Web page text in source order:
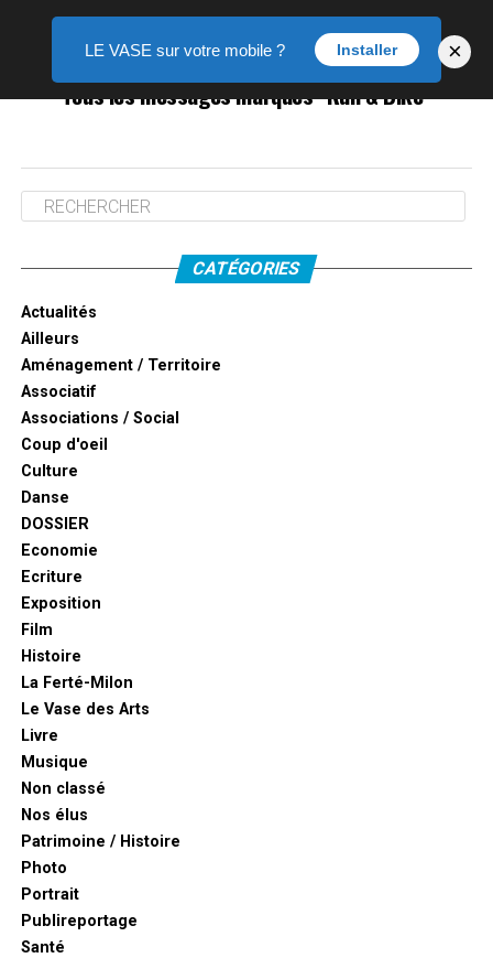
Tous les messages marqués "Run & Bike"
CATÉGORIES
Actualités
Ailleurs
Aménagement / Territoire
Associatif
Associations / Social
Coup d'oeil
Culture
Danse
DOSSIER
Economie
Ecriture
Exposition
Film
Histoire
La Ferté-Milon
Le Vase des Arts
Livre
Musique
Non classé
Nos élus
Patrimoine / Histoire
Photo
Portrait
Publireportage
Santé
LE VASE sur votre mobile ? Installer ×